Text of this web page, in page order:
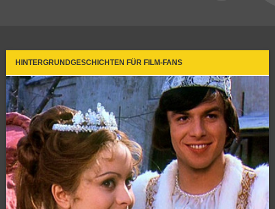
HINTERGRUNDGESCHICHTEN FÜR FILM-FANS